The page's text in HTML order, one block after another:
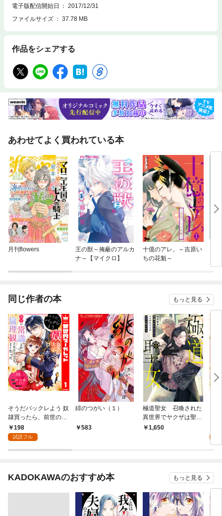
電子版配信開始日
2017/12/31
ファイルサイズ
37.78 MB
作品をシェアする
あわせてよく買われている本
月刊flowers
王の獣～掩蔽のアルカ
ナ～【マイクロ】
十億のアレ。～吉原い
ちの花魁～
同じ作者の本 もっと見る
そうだバックレよう 奴
隷買ったら、前世の常
識とか倫理観とかどう
でもよくなった 1
198
試読フル
緋のつがい（１）
583
極道聖女 召喚された
異世界でヤクザは聖者
の溺愛に囚われる
1,650
理
な
KADOKAWAのおすすめ本 もっと見る